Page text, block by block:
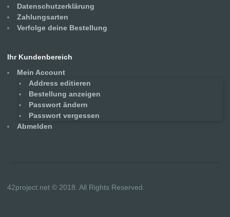
Datenschutzerklärung
Zahlungsarten
Verfolge deine Bestellung
Ihr Kundenbereich
Mein Account
Address editieren
Bestellung anzeigen
Passwort ändern
Passwort vergessen
Abmelden
42project.net © 2018. All Rights Reserved.